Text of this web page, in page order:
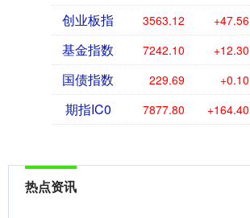
创业板指 3563.12 +47.56
基金指数 7242.10 +12.30
国债指数 229.69 +0.10
期指IC0 7877.80 +164.40
热点资讯